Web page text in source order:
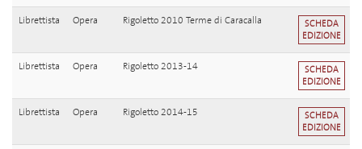
Librettista Opera Rigoletto 2010 Terme di Caracalla
SCHEDA
EDIZIONE
Librettista Opera Rigoletto 2013-14
SCHEDA
EDIZIONE
Librettista Opera Rigoletto 2014-15
SCHEDA
EDIZIONE